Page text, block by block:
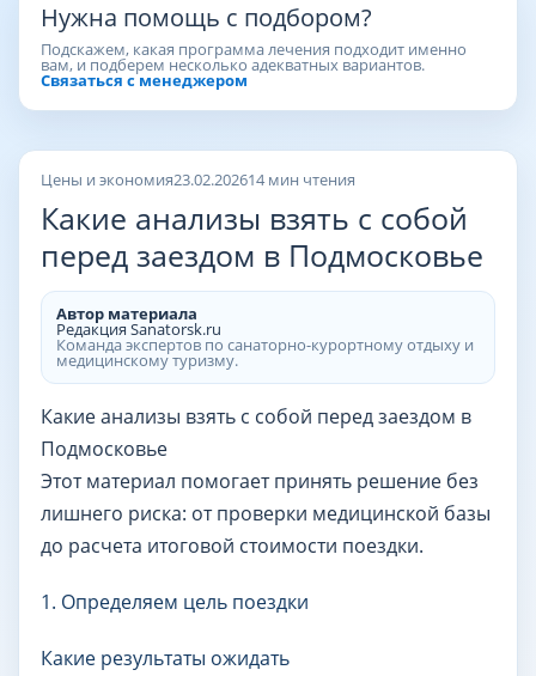
Цены и экономия23.02.202614 мин чтения
Какие анализы взять с собой
перед заездом в Подмосковье
Автор материала
Редакция Sanatorsk.ru
Команда экспертов по санаторно-курортному отдыху и
медицинскому туризму.
Какие анализы взять с собой перед заездом в
Подмосковье
Этот материал помогает принять решение без
лишнего риска: от проверки медицинской базы
до расчета итоговой стоимости поездки.
1. Определяем цель поездки
Какие результаты ожидать
Нужна помощь с подбором?
Подскажем, какая программа лечения подходит именно
вам, и подберем несколько адекватных вариантов.
Связаться с менеджером